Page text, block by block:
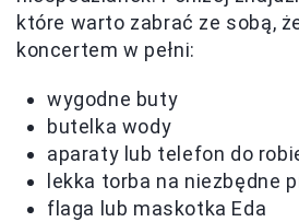
które warto zabrać ze sobą,
koncertem w pełni:
wygodne buty
butelka wody
aparaty lub telefon do
lekka torba na niezbędne
flaga lub maskotka Eda